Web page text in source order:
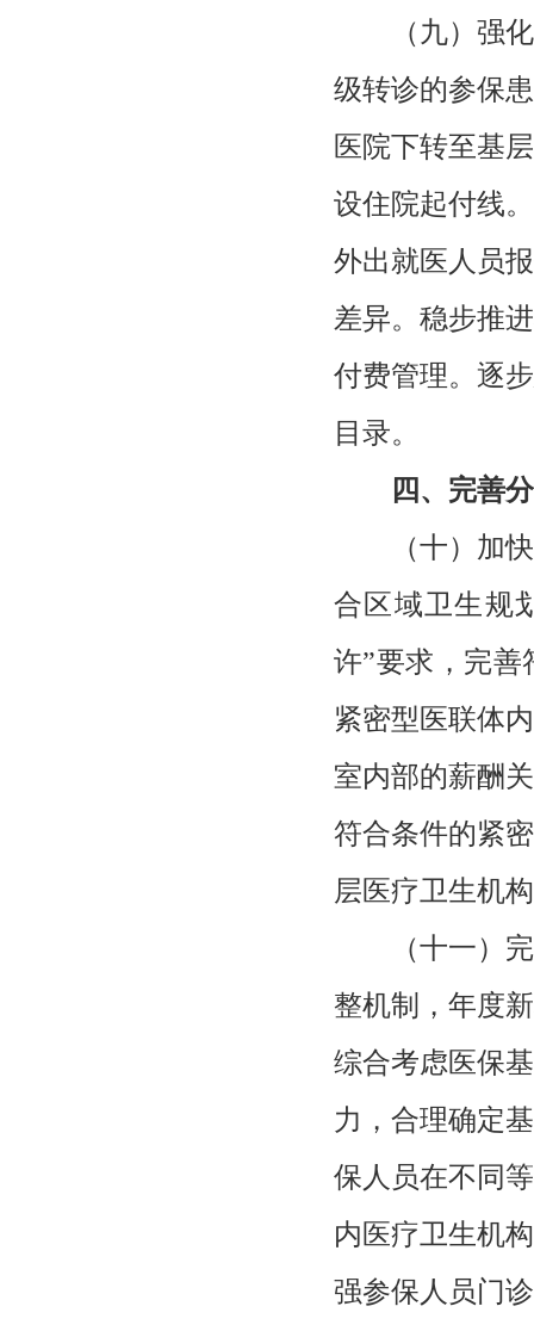
（九）强
级转诊的参保
医院下转至基
设住院起付线
外出就医人员
差异。稳步推
付费管理。逐
目录。
四、完善
（十）加
合区域卫生规
许”要求，完
紧密型医联体
室内部的薪酬
符合条件的紧
层医疗卫生机
（十一）
整机制，年度
综合考虑医保
力，合理确定
保人员在不同
内医疗卫生机
强参保人员门